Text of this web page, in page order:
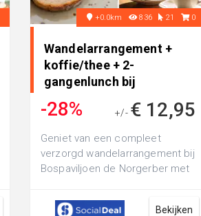
+0.0km 836 21 0
Wandelarrangement +
koffie/thee + 2-
gangenlunch bij
-28% +/- € 12,95
Geniet van een compleet
verzorgd wandelarrangement bij
Bospaviljoen de Norgerber met
en bij te...
Bekijken